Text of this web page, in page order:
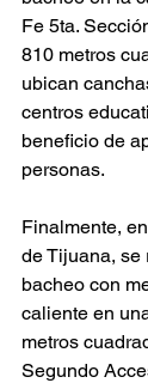
Fe 5ta.
810 metros
ubican
centros
beneficio de
personas.
Finalmente,
de Tijuana, se
bacheo con
caliente en
metros
Segundo